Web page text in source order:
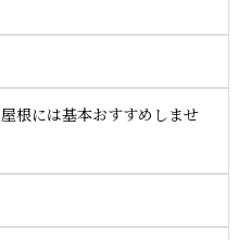
根には基本おすすめしませ